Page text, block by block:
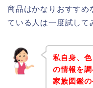
商品はかなりおすすめ
ている人は一度試して
私自身、
の情報を
家族図鑑